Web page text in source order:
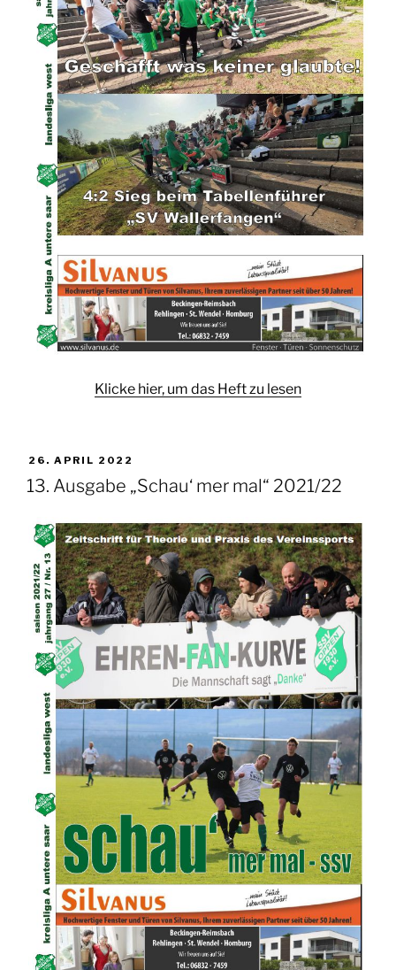
Klicke hier, um das Heft zu lesen
VERÖFFENTLICHT
AM
26. APRIL 2022
13. Ausgabe „Schau‘ mer mal“ 2021/22